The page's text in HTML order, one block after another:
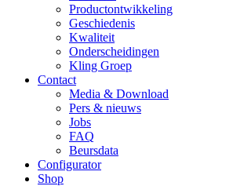
Productontwikkeling
Geschiedenis
Kwaliteit
Onderscheidingen
Kling Groep
Contact
Media & Download
Pers & nieuws
Jobs
FAQ
Beursdata
Configurator
Shop